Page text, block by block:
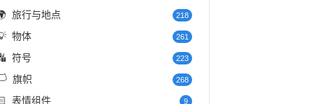
旅行与地点 218
物体 261
符号 223
旗帜 268
表情组件 9